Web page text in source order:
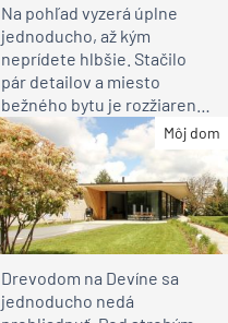
Na pohľad vyzerá úplne
jednoducho, až kým
neprídete hlbšie. Stačilo
pár detailov a miesto
bežného bytu je rozžiarené
bývanie pre rodinu
Môj dom
Drevodom na Devíne sa
jednoducho nedá